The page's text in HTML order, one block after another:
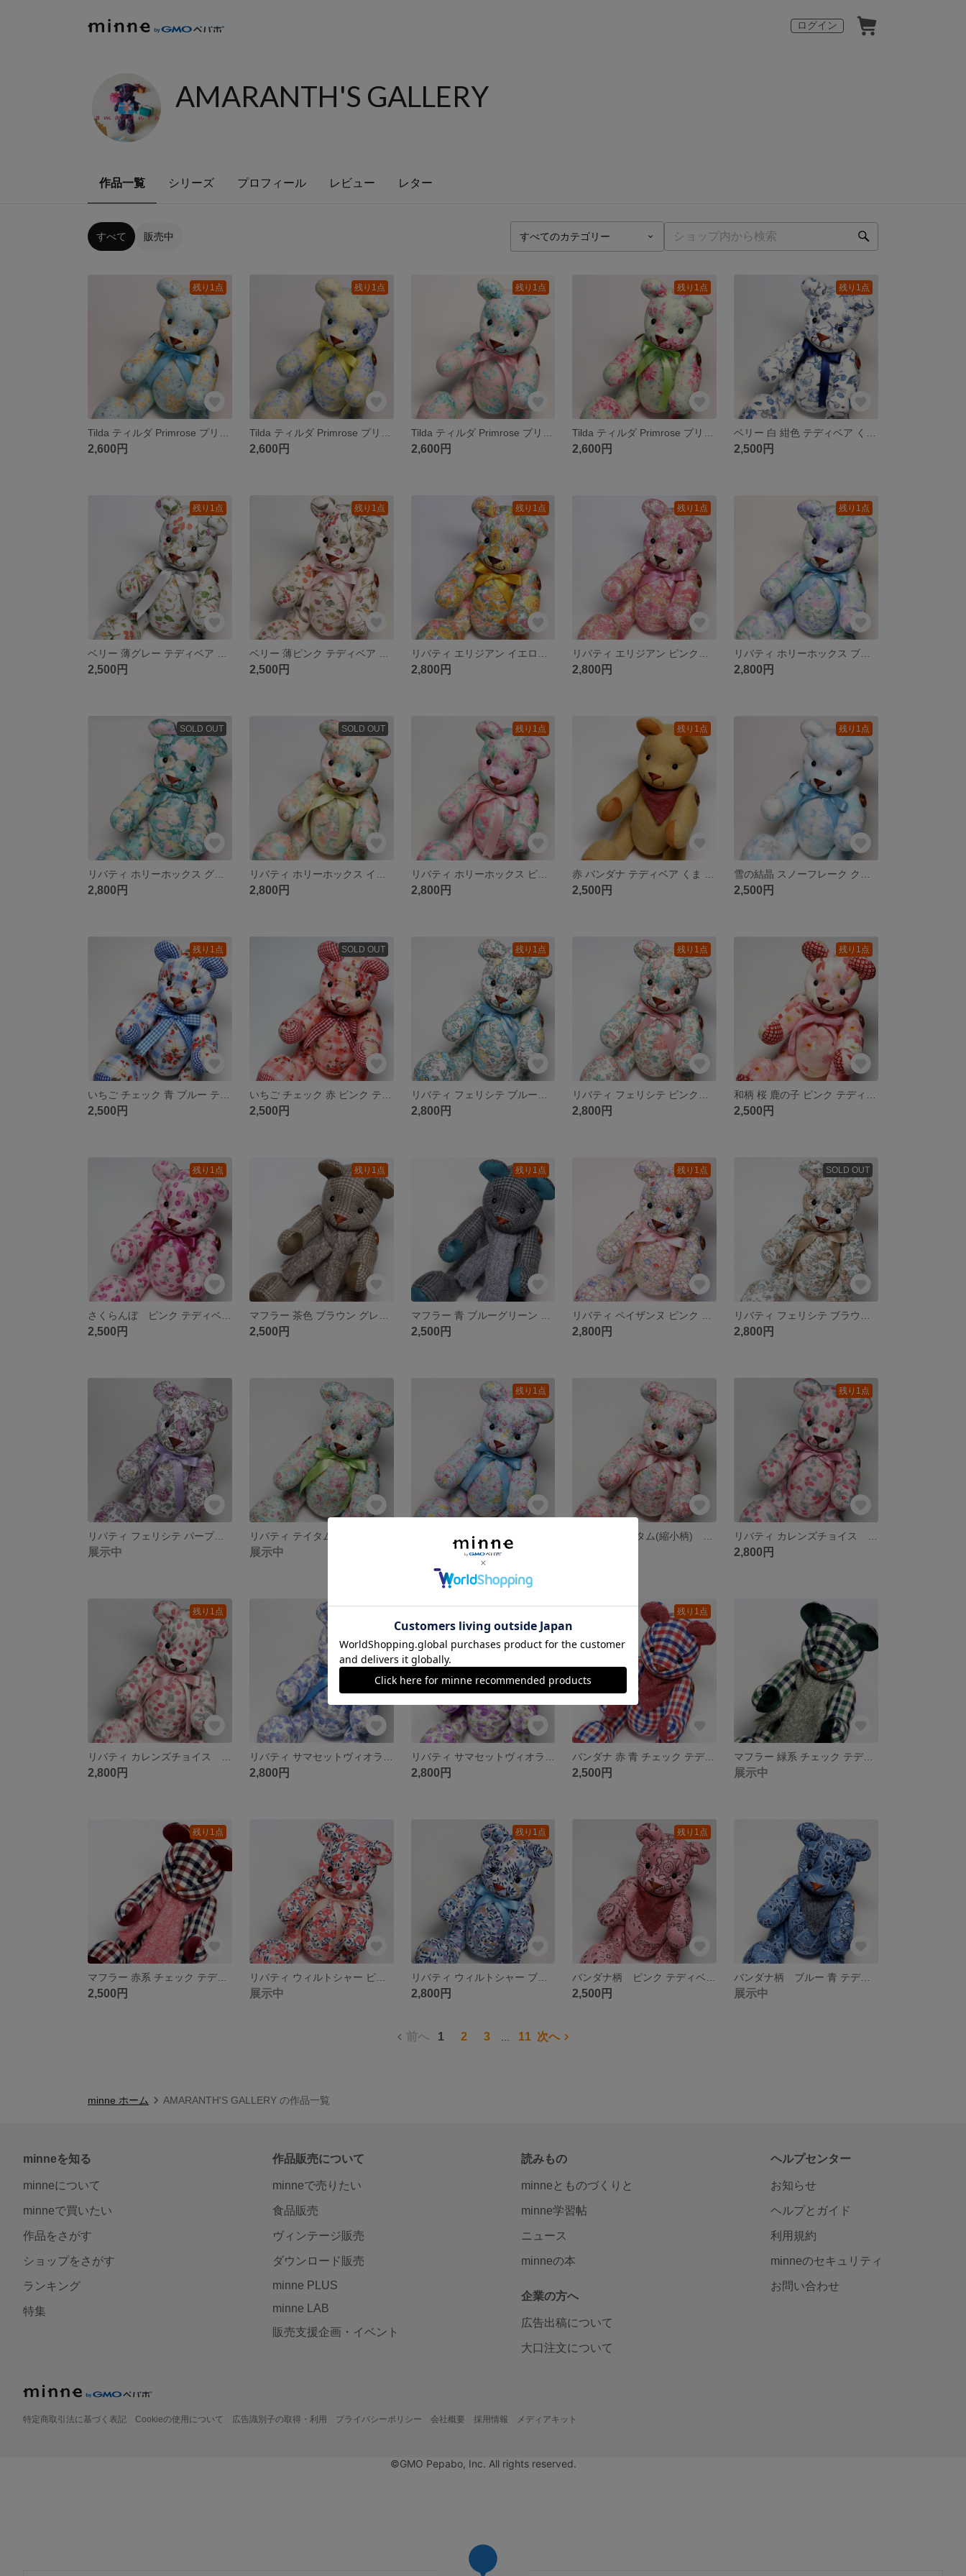
ログイン
AMARANTH'S GALLERY
作品一覧 シリーズ プロフィール レビュー レター
すべて 販売中
残り1点
2,600円
残り1点
2,600円
残り1点
2,600円
残り1点
2,600円
残り1点
2,500円
残り1点
2,500円
残り1点
2,500円
残り1点
2,800円
残り1点
2,800円
残り1点
2,800円
SOLD OUT
2,800円
SOLD OUT
2,800円
残り1点
リバティ ホリーホックス ピンク テディベア クマぬいぐるみ 花柄
2,800円
残り1点
2,500円
残り1点
2,500円
残り1点
2,500円
SOLD OUT
2,500円
残り1点
2,800円
残り1点
2,800円
残り1点
2,500円
残り1点
2,500円
残り1点
2,500円
残り1点
2,500円
残り1点
2,800円
SOLD OUT
2,800円
リバティ フェリシテ パープル 紫 テディベア クマぬいぐるみ
展示中 展示中
残り1点 残り1点
2,800円
残り1点
2,800円 2,800円 2,800円
残り1点
2,500円 展示中
残り1点
2,500円
リバティ ウィルトシャー ピンク オレンジ テディベア クマぬいぐるみ
展示中
残り1点
リバティ ウィルトシャー ブルー パープル テディベア クマぬいぐるみ
2,800円
残り1点
2,500円 展示中
前へ 1 2 3 11 次へ
minne ホーム AMARANTH'S GALLERY の作品一覧
minneを知る
minneについて
minneで買いたい
作品をさがす
ショップをさがす
ランキング
特集
作品販売について
minneで売りたい
食品販売
ヴィンテージ販売
ダウンロード販売
minne PLUS
minne LAB
販売支援企画・イベント
読みもの
minneとものづくりと
minne学習帖
ニュース
minneの本
企業の方へ
広告出稿について
大口注文について
ヘルプセンター
お知らせ
ヘルプとガイド
利用規約
minneのセキュリティ
お問い合わせ
特定商取引法に基づく表記 Cookieの使用について 広告識別子の取得・利用 プライバシーポリシー 会社概要 採用情報 メディアキット
©GMO Pepabo, Inc. All rights reserved.